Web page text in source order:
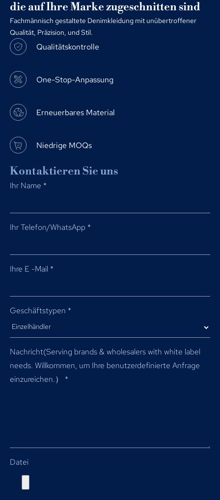
die auf Ihre Marke zugeschnitten sind
Fachmännisch gestaltete Denimkleidung mit unübertroffener
Qualität, Präzision, und Stil.
Qualitätskontrolle
One-Stop-Anpassung
Erneuerbares Material
Niedrige MOQs
Kontaktieren Sie uns
Ihr Name *
Ihr Telefon/WhatsApp *
Ihre E -Mail *
Geschäftstypen *
Nachricht(Serving brands & wholesalers with white label
needs. Willkommen, um Ihre benutzerdefinierte Anfrage
einzureichen.）
*
Datei